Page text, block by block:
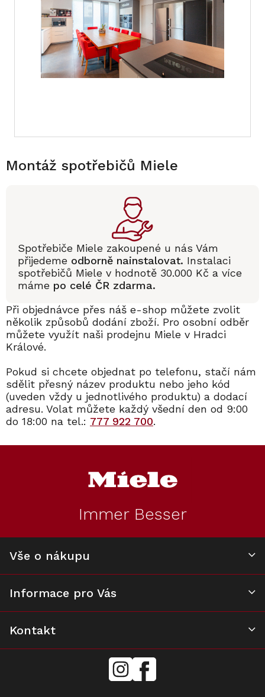
Montáž spotřebičů Miele
Spotřebiče Miele zakoupené u nás Vám
přijedeme odborně nainstalovat. Instalaci
spotřebičů Miele v hodnotě 30.000 Kč a více
máme po celé ČR zdarma.
Při objednávce přes náš e-shop můžete zvolit
několik způsobů dodání zboží. Pro osobní odběr
můžete využít naši prodejnu Miele v Hradci
Králové.
Pokud si chcete objednat po telefonu, stačí nám
sdělit přesný název produktu nebo jeho kód
(uveden vždy u jednotlivého produktu) a dodací
adresu. Volat můžete každý všední den od 9:00
do 18:00 na tel.: 777 922 700.
Immer Besser
Vše o nákupu
Informace pro Vás
Kontakt
mielecentervlasek
Miele
Center